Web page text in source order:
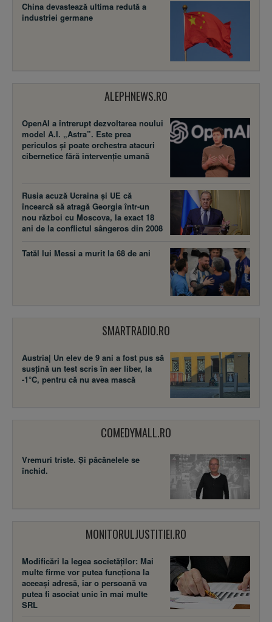
China devastează ultima redută a
industriei germane
ALEPHNEWS.RO
OpenAI a întrerupt dezvoltarea noului
model A.I. „Astra”. Este prea
periculos și poate orchestra atacuri
cibernetice fără intervenție umană
Rusia acuză Ucraina şi UE că
încearcă să atragă Georgia într-un
nou război cu Moscova, la exact 18
ani de la conflictul sângeros din 2008
Tatăl lui Messi a murit la 68 de ani
SMARTRADIO.RO
Austria| Un elev de 9 ani a fost pus să
susţină un test scris în aer liber, la
-1°C, pentru că nu avea mască
COMEDYMALL.RO
Vremuri triste. Şi păcănelele se
închid.
MONITORULJUSTITIEI.RO
Modificări la legea societăţilor: Mai
multe firme vor putea funcţiona la
aceeaşi adresă, iar o persoană va
putea fi asociat unic în mai multe
SRL